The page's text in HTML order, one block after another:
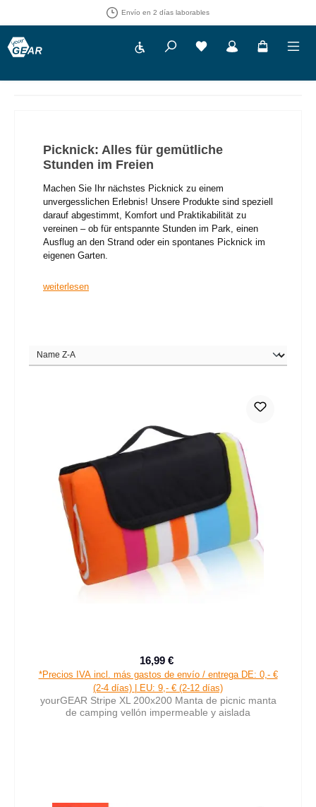
30 días de derecho de devolución
Show toolbar Tienes 0 artículos en tu
Picknick: Alles für gemütliche
Stunden im Freien
Machen Sie Ihr nächstes Picknick zu einem
unvergesslichen Erlebnis! Unsere Produkte sind speziell
darauf abgestimmt, Komfort und Praktikabilität zu
vereinen – ob für entspannte Stunden im Park, einen
Ausflug an den Strand oder ein spontanes Picknick im
eigenen Garten.
weiterlesen
Precio de venta:
16,99 €
*Precios IVA incl. más gastos de envío / entrega DE: 0,- €
(2-4 días) | EU: 9,- € (2-12 días)
yourGEAR Stripe XL 200x200 Manta de picnic manta
de camping vellón impermeable y aislada